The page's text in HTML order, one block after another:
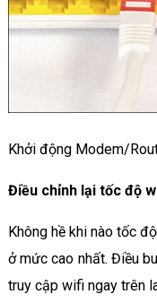
Khởi động Modem/
Điều chỉnh lại tốc độ
Không hề khi nào tốc
ở mức cao nhất. Điều
truy cập wifi ngay trên